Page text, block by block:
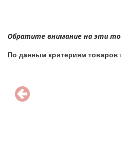
Обратите внимание на эти
По данным критериям товаров